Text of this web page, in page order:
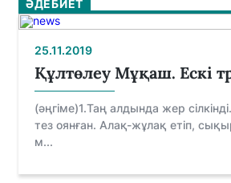
ӘДЕБИЕТ
25.11.2019
Құлтөлеу Мұқаш. Ескі
(әңгіме)1.Таң алдында жер
тез оянған. Алақ-жұлақ етіп,
м...